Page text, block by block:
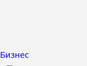
Бизнес